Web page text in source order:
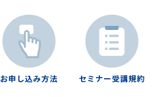
お申し込み方法 セミナー受講規約